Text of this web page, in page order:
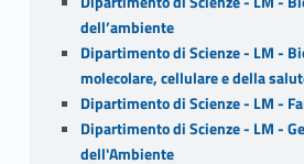
dell’ambiente
Dipartimento di Scienze - LM -
molecolare, cellulare e della
Dipartimento di Scienze - LM -
Dipartimento di Scienze - LM -
dell'Ambiente